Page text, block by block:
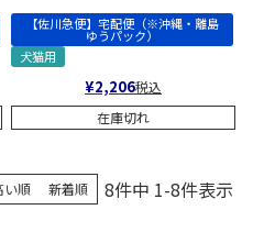
【佐川急便】宅配便（※沖縄・離島
ゆうパック）
犬猫用
¥2,206税込
在庫切れ
い順 新着順 8件中 1-8件表示